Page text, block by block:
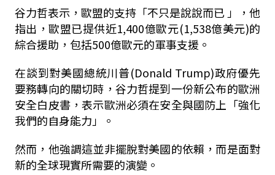
谷力哲表示，歐盟的支持「不只是說說而已 」，他
指出，歐盟已提供近1,400億歐元(1,538億美元)的
綜合援助，包括500億歐元的軍事支援。
在談到對美國總統川普(Donald Trump)政府優先
要務轉向的關切時，谷力哲提到一份新公布的歐洲
安全白皮書，表示歐洲必須在安全與國防上「強化
我們的自身能力」。
然而，他強調這並非擺脫對美國的依賴，而是面對
新的全球現實所需要的演變。